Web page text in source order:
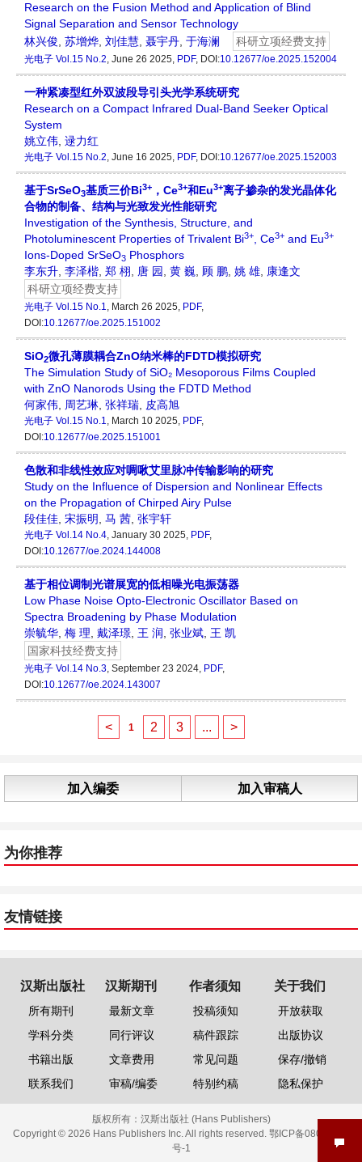
Research on the Fusion Method and Application of Blind
Signal Separation and Sensor Technology
林兴俊 苏增烨 刘佳慧 聂宇丹 于海澜 科研立项经费支持
光电子 Vol.15 No.2, June 26 2025, PDF, DOI:10.12677/oe.2025.152004
一种紧凑型红外双波段导引头光学系统研究
Research on a Compact Infrared Dual-Band Seeker Optical
System
姚立伟 逯力红
光电子 Vol.15 No.2, June 16 2025, PDF, DOI:10.12677/oe.2025.152003
基于SrSeO3基质三价Bi3+ ，Ce3+和Eu3+离子掺杂的发光晶体化
合物的制备、结构与光致发光性能研究
Investigation of the Synthesis, Structure, and
Photoluminescent Properties of Trivalent Bi3+ , Ce3+ and Eu3+
Ions-Doped SrSeO3 Phosphors
李东升 李泽楷 郑 栩 唐 园 黄 巍 顾 鹏 姚 雄
康逢文
科研立项经费支持
光电子 Vol.15 No.1, March 26 2025, PDF,
DOI:10.12677/oe.2025.151002
SiO2微孔薄膜耦合ZnO纳米棒的FDTD模拟研究
The Simulation Study of SiO₂ Mesoporous Films Coupled
with ZnO Nanorods Using the FDTD Method
何家伟
周艺琳 张祥瑞 皮高旭
光电子 Vol.15 No.1, March 10 2025, PDF,
DOI:10.12677/oe.2025.151001
色散和非线性效应对啁啾艾里脉冲传输影响的研究
Study on the Influence of Dispersion and Nonlinear Effects
on the Propagation of Chirped Airy Pulse
段佳佳 宋振明 马 茜 张宇轩
光电子 Vol.14 No.4, January 30 2025, PDF,
DOI:10.12677/oe.2024.144008
基于相位调制光谱展宽的低相噪光电振荡器
Low Phase Noise Opto-Electronic Oscillator Based on
Spectra Broadening by Phase Modulation
崇毓华 梅 理 戴泽璟 王 润 张业斌 王 凯
国家科技经费支持
光电子 Vol.14 No.3, September 23 2024, PDF,
DOI:10.12677/oe.2024.143007
< 1 2 3 ... >
加入编委 加入审稿人
为你推荐
友情链接
汉斯出版社
所有期刊
学科分类
书籍出版
联系我们
汉斯期刊
最新文章
同行评议
文章费用
审稿/编委
作者须知
投稿须知
稿件跟踪
常见问题
特别约稿
关于我们
开放获取
出版协议
保存/撤销
隐私保护
版权所有： 汉斯出版社 (Hans Publishers)
Copyright © 2026 Hans Publishers Inc. All rights reserved. 鄂ICP备08006613
号-1